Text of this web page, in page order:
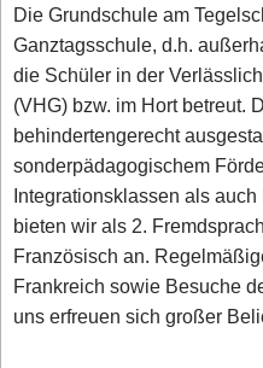
Die Grundschule am
Ganztagsschule, d.h.
die Schüler in der
(VHG) bzw. im Hort betreut.
behindertengerecht
sonderpädagogischem
Integrationsklassen als
bieten wir als 2.
Französisch an.
Frankreich sowie Besuche
uns erfreuen sich großer